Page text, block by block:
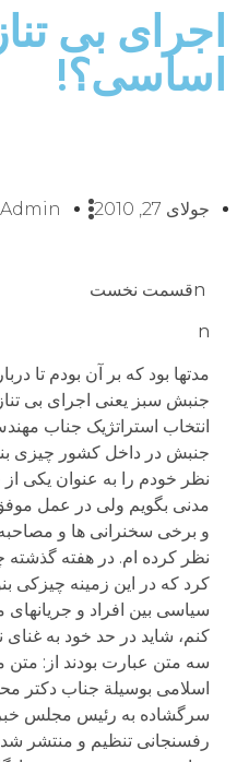
اجرای بی
اساسی؟!
جولای 27, 2010 Admin
n
مدتها بود که بر آن بودم تا
جنبش سبز یعنی اجرای بی
انتخاب استراتژیک جناب
جنبش در داخل کشور چیزی
نظر خودم را به عنوان یکی
مدنی بگویم ولی در عمل
و برخی سخنرانی ها و مصاحبه
نظر کرده ام. در هفته گذشته
کرد که در این زمینه چیزکی
سیاسی بین افراد و
کنم، شاید در حد خود به
سه متن عبارت بودند از:
اسلامی بوسیلة جناب دکتر
سرگشاده به رئیس مجلس
رفسنجانی تنظیم و منتشر